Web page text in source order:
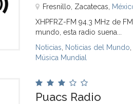
Fresnillo, Zacatecas,
XHPFRZ-FM 94.3 MHz de
mundo, esta radio suena...
Noticias
Noticias del Mundo
Música Mundial
Puacs Radio